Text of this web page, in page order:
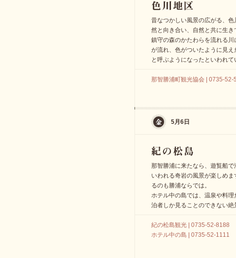
昔なつかしい風景の広がる、
然と向き合い、自然と共に生き
鎮守の森のかたわらを流れる
が流れ、色がついたように見え
と呼ぶようになったといわれて
那智勝浦町観光協会 | 0735-52-
5月6日
那智勝浦に来たなら、遊覧船
いわれる奇岩の風景が楽しめ
るのも勝浦ならでは。
ホテル中の島では、温泉や料
泊者しか見ることのできない絶
紀の松島観光 | 0735-52-8188
ホテル中の島 | 0735-52-1111